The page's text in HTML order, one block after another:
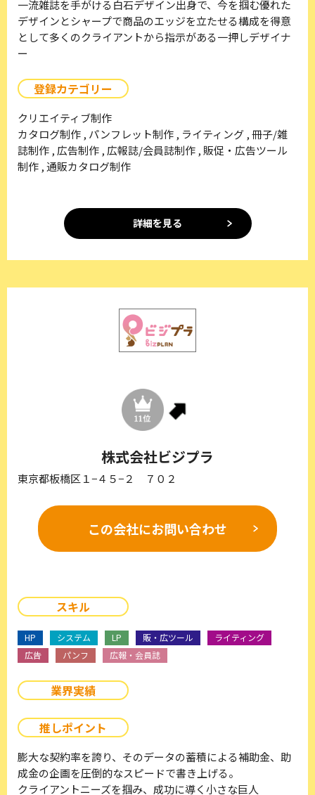
一流雑誌を手がける白石デザイン出身で、今を掴む優れた
デザインとシャープで商品のエッジを立たせる構成を得意
として多くのクライアントから指示がある一押しデザイナ
ー
登録カテゴリー
クリエイティブ制作
カタログ制作 , パンフレット制作 , ライティング , 冊子/雑
誌制作 , 広告制作 , 広報誌/会員誌制作 , 販促・広告ツール
制作 , 通販カタログ制作
詳細を見る
株式会社ビジプラ
東京都板橋区１−４５−２ ７０２
この会社にお問い合わせ
スキル
HP システム LP 販・広ツール
ライティング
広告
パンフ 広報・会員誌
業界実績
推しポイント
膨大な契約率を誇り、そのデータの蓄積による補助金、助
成金の企画を圧倒的なスピードで書き上げる。
クライアントニーズを掴み、成功に導く小さな巨人